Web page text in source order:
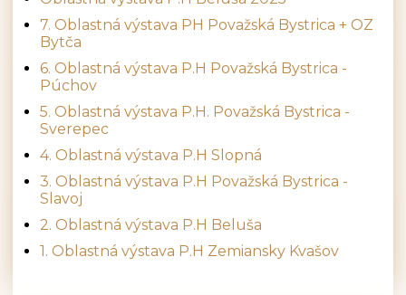
7. Oblastná výstava PH Považská Bystrica + OZ
Bytča
6. Oblastná výstava P.H Považská Bystrica -
Púchov
5. Oblastná výstava P.H. Považská Bystrica -
Sverepec
4. Oblastná výstava P.H Slopná
3. Oblastná výstava P.H Považská Bystrica -
Slavoj
2. Oblastná výstava P.H Beluša
1. Oblastná výstava P.H Zemiansky Kvašov